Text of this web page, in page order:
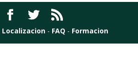
Localizacion - FAQ - Formacion